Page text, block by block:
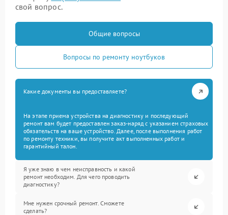
свой вопрос.
Общие вопросы
Вопросы по ремонту ноутбуков
Какие документы вы предоставляете?
На этапе приема устройства на диагностику и последующий
ремонт вам будет предоставлен заказ-наряд с указанием страховых
обязательств на ваше устройство. Далее, после выполнения работ
по ремонту техники, вы получите акт выполненных работ и
гарантийный талон.
Я уже знаю в чем неисправность и какой
ремонт необходим. Для чего проводить
диагностику?
Мне нужен срочный ремонт. Сможете
сделать?